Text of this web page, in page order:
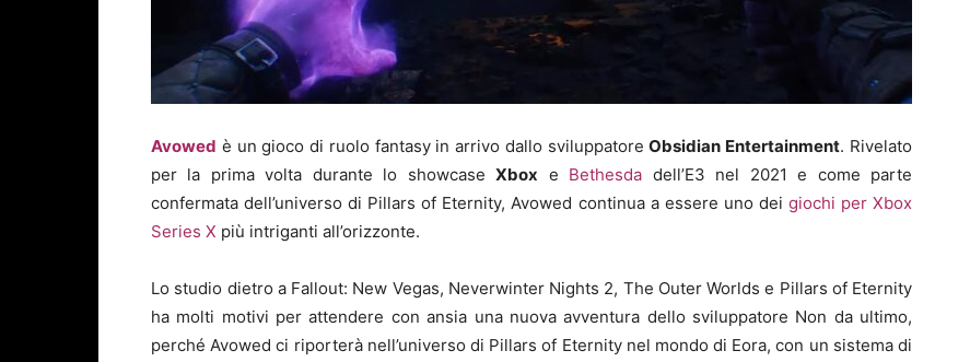
Avowed è un gioco di ruolo fantasy in arrivo dallo sviluppatoreObsidian Entertainment. Rivelato
per la prima volta durante lo showcaseXbox e Bethesda dell’E3 nel 2021 e come parte
confermata dell’universo di Pillars of Eternity, Avowed continua a essere uno dei giochi per Xbox
Series X più intriganti all’orizzonte.
Lo studio dietro a Fallout: New Vegas, Neverwinter Nights 2, The Outer Worlds e Pillars of Eternity
ha molti motivi per attendere con ansia una nuova avventura dello sviluppatore Non da ultimo,
perché Avowed ci riporterà nell’universo di Pillars of Eternity nel mondo di Eora, con un sistema di